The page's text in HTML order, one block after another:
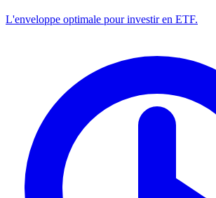
L'enveloppe optimale pour investir en ETF.